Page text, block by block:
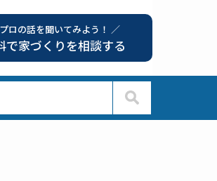
ロの話を聞いてみよう！ ／
で家づくりを相談する